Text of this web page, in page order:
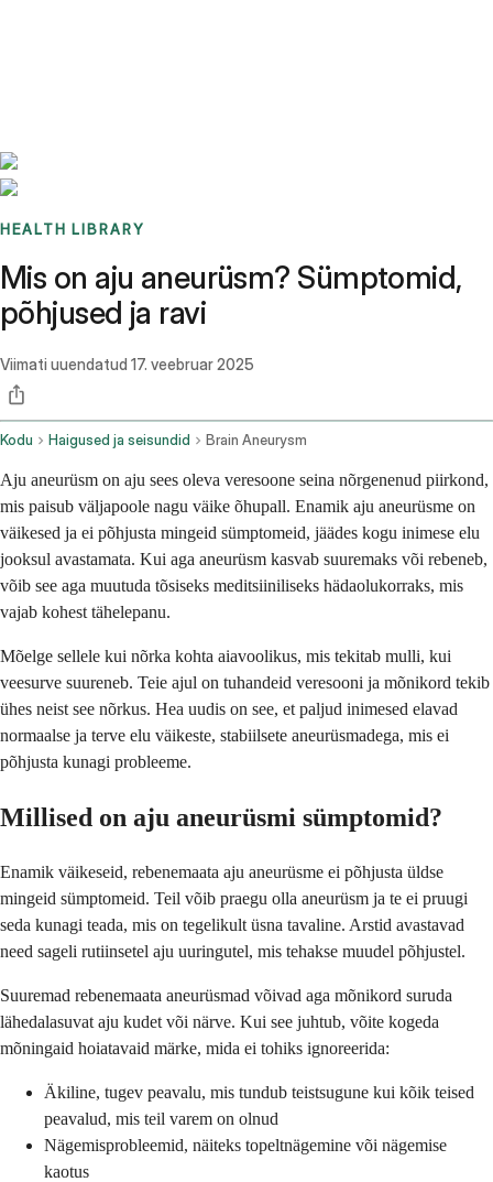
HEALTH LIBRARY
Mis on aju aneurüsm? Sümptomid,
põhjused ja ravi
Viimati uuendatud 17. veebruar 2025
Kodu Haigused ja seisundid Brain Aneurysm
Aju aneurüsm on aju sees oleva veresoone seina nõrgenenud piirkond,
mis paisub väljapoole nagu väike õhupall. Enamik aju aneurüsme on
väikesed ja ei põhjusta mingeid sümptomeid, jäädes kogu inimese elu
jooksul avastamata. Kui aga aneurüsm kasvab suuremaks või rebeneb,
võib see aga muutuda tõsiseks meditsiiniliseks hädaolukorraks, mis
vajab kohest tähelepanu.
Mõelge sellele kui nõrka kohta aiavoolikus, mis tekitab mulli, kui
veesurve suureneb. Teie ajul on tuhandeid veresooni ja mõnikord tekib
ühes neist see nõrkus. Hea uudis on see, et paljud inimesed elavad
normaalse ja terve elu väikeste, stabiilsete aneurüsmadega, mis ei
põhjusta kunagi probleeme.
Millised on aju aneurüsmi sümptomid?
Enamik väikeseid, rebenemaata aju aneurüsme ei põhjusta üldse
mingeid sümptomeid. Teil võib praegu olla aneurüsm ja te ei pruugi
seda kunagi teada, mis on tegelikult üsna tavaline. Arstid avastavad
need sageli rutiinsetel aju uuringutel, mis tehakse muudel põhjustel.
Suuremad rebenemaata aneurüsmad võivad aga mõnikord suruda
lähedalasuvat aju kudet või närve. Kui see juhtub, võite kogeda
mõningaid hoiatavaid märke, mida ei tohiks ignoreerida:
Äkiline, tugev peavalu, mis tundub teistsugune kui kõik teised
peavalud, mis teil varem on olnud
Nägemisprobleemid, näiteks topeltnägemine või nägemise
kaotus